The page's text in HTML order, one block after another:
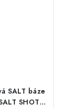
SALT báze
SHOT